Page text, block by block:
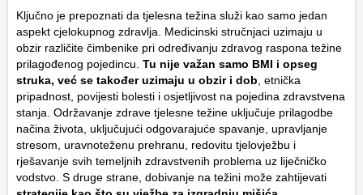
Ključno je prepoznati da tjelesna težina služi kao samo jedan
aspekt cjelokupnog zdravlja. Medicinski stručnjaci uzimaju u
obzir različite čimbenike pri određivanju zdravog raspona težine
prilagođenog pojedincu. Tu nije važan samo BMI i opseg
struka, već se također uzimaju u obzir i dob , etnička
pripadnost, povijesti bolesti i osjetljivost na pojedina zdravstvena
stanja. Održavanje zdrave tjelesne težine uključuje prilagodbe
načina života, uključujući odgovarajuće spavanje, upravljanje
stresom, uravnoteženu prehranu, redovitu tjelovježbu i
rješavanje svih temeljnih zdravstvenih problema uz liječničko
vodstvo. S druge strane, dobivanje na težini može zahtijevati